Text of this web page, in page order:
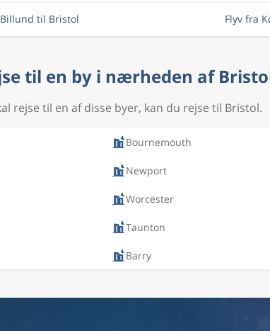
til Bristol Flyv fra
til en by i nærheden af
rejse til en af disse byer, kan du rejse til Bristol.
Bournemouth
Newport
Worcester
Taunton
Barry